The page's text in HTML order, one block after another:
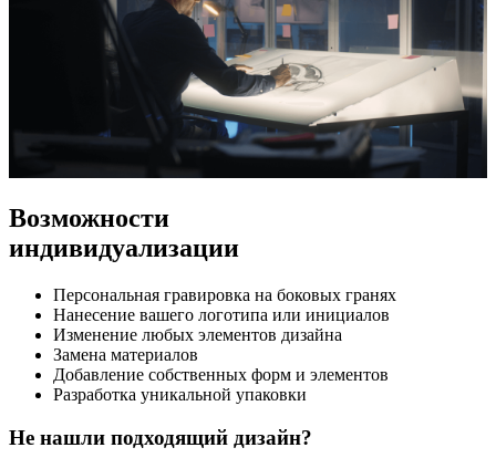
Возможности
индивидуализации
Персональная гравировка на боковых гранях
Нанесение вашего логотипа или инициалов
Изменение любых элементов дизайна
Замена материалов
Добавление собственных форм и элементов
Разработка уникальной упаковки
Не нашли подходящий дизайн?